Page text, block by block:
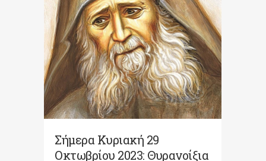
Σήμερα Κυριακή 29
Οκτωβρίου 2023: Θυρανοίξια